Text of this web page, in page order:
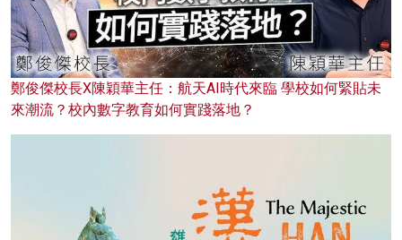
鄭俊傑校長X陳穎華主任：航天AI時代來臨 學校如何緊貼未
來潮流？校內數字教育如何實踐落地？